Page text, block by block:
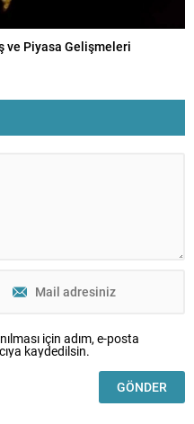
ve Piyasa Gelişmeleri
için adım, e-posta
kaydedilsin.